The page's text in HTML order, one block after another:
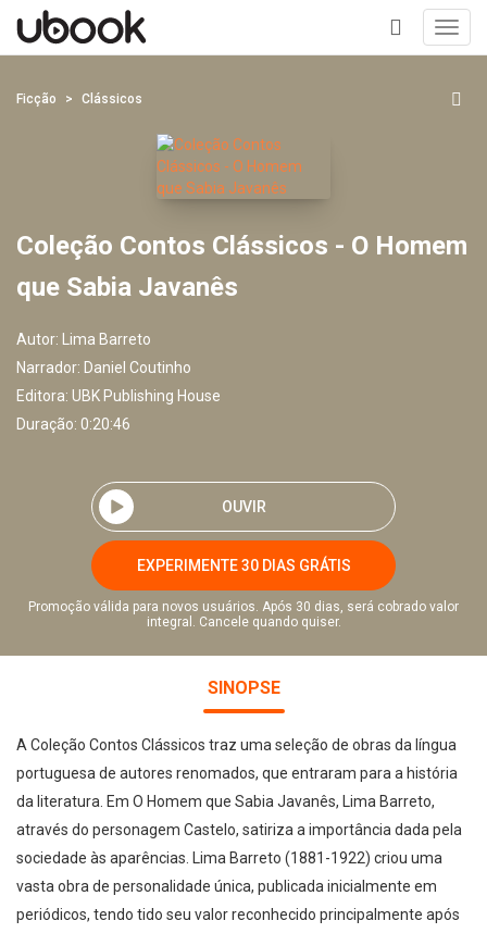
+
Ficção Clássicos
Coleção Contos Clássicos - O Homem
que Sabia Javanês
Autor:
Lima Barreto
Narrador: Daniel Coutinho
Editora: UBK Publishing House
Duração: 0:20:46
OUVIR
EXPERIMENTE 30 DIAS GRÁTIS
Promoção válida para novos usuários. Após 30 dias, será cobrado valor
integral. Cancele quando quiser.
SINOPSE
A Coleção Contos Clássicos traz uma seleção de obras da língua
portuguesa de autores renomados, que entraram para a história
da literatura. Em O Homem que Sabia Javanês, Lima Barreto,
através do personagem Castelo, satiriza a importância dada pela
sociedade às aparências. Lima Barreto (1881-1922) criou uma
vasta obra de personalidade única, publicada inicialmente em
periódicos, tendo tido seu valor reconhecido principalmente após